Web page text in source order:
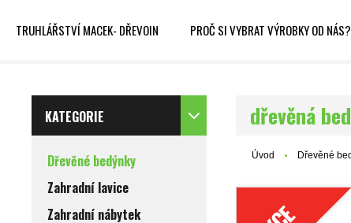
TRUHLÁŘSTVÍ MACEK- DŘEVOIN PROČ SI VYBRAT VÝROBKY OD NÁS?
KATEGORIE
Dřevěné bedýnky
Zahradní lavice
Zahradní nábytek
dřevěná
Úvod Dřevěné